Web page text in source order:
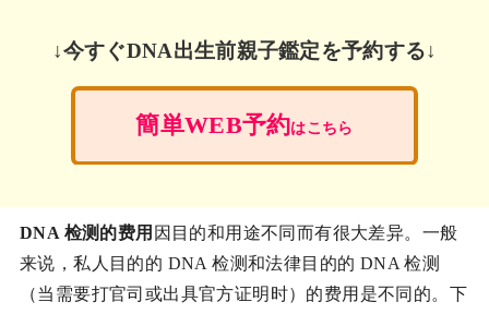
↓今すぐDNA出生前親子鑑定を予約する↓
簡単WEB予約はこちら
DNA 检测的费用 因目的和用途不同而有很大差异。一般
来说，私人目的的 DNA 检测和法律目的的 DNA 检测
（当需要打官司或出具官方证明时）的费用是不同的。下